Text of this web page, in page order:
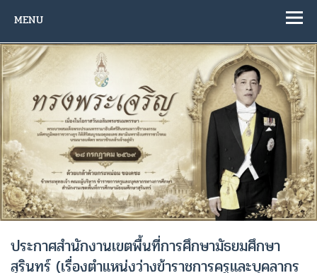
MENU
ประกาศสำนักงานเขตพื้นที่การศึกษามัธยมศึกษา
สุรินทร์ (เรื่องตำแหน่งว่างข้าราชการครูและบุคลากร